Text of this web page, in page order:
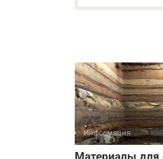
Информация